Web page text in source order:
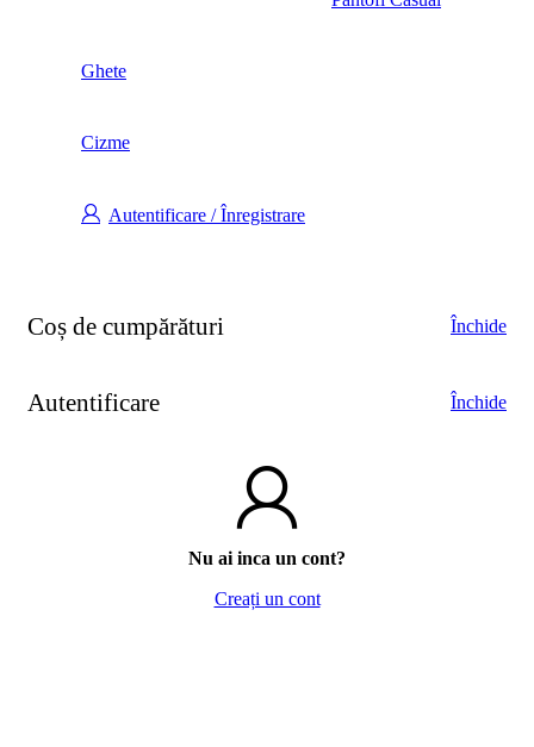
Ghete
Cizme
Autentificare / Înregistrare
Coș de cumpărături Închide
Autentificare Închide
Nu ai inca un cont?
Creați un cont